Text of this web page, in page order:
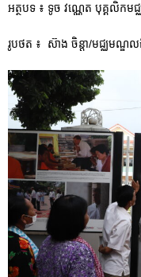
អត្ថបទ ៖ ទូច វណ្ណេត បុគ្គលិកម
រូបថត ៖ ស៊ាង ចិន្តា/មជ្ឈមណ្ឌល